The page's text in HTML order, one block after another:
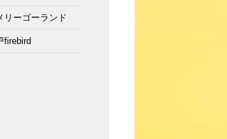
リーゴーランド
firebird